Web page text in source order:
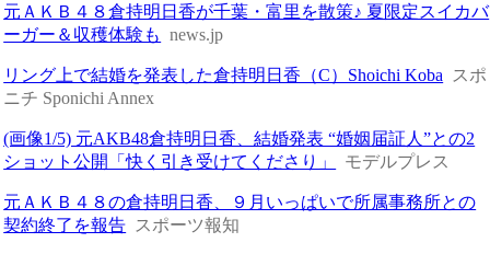
元ＡＫＢ４８倉持明日香が千葉・富里を散策♪ 夏限定スイカバ
ーガー＆収穫体験も news.jp
リング上で結婚を発表した倉持明日香（C）Shoichi Koba
スポ
ニチ Sponichi Annex
(画像1/5) 元AKB48倉持明日香、結婚発表 “婚姻届証人”との2
ショット公開「快く引き受けてくださり」
モデルプレス
元ＡＫＢ４８の倉持明日香、９月いっぱいで所属事務所との
契約終了を報告 スポーツ報知